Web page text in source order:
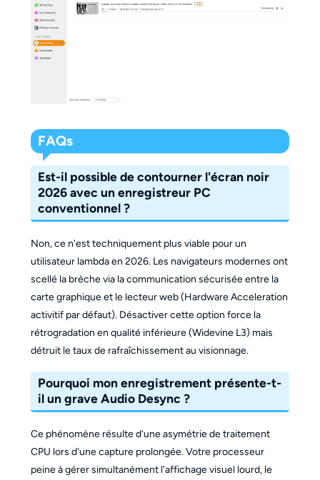
FAQs
Est-il possible de contourner l'écran noir
2026 avec un enregistreur PC
conventionnel ?
Non, ce n'est techniquement plus viable pour un
utilisateur lambda en 2026. Les navigateurs modernes ont
scellé la brèche via la communication sécurisée entre la
carte graphique et le lecteur web (Hardware Acceleration
activitif par défaut). Désactiver cette option force la
rétrogradation en qualité inférieure (Widevine L3) mais
détruit le taux de rafraîchissement au visionnage.
Pourquoi mon enregistrement présente-t-
il un grave Audio Desync ?
Ce phénomène résulte d'une asymétrie de traitement
CPU lors d'une capture prolongée. Votre processeur
peine à gérer simultanément l'affichage visuel lourd, le